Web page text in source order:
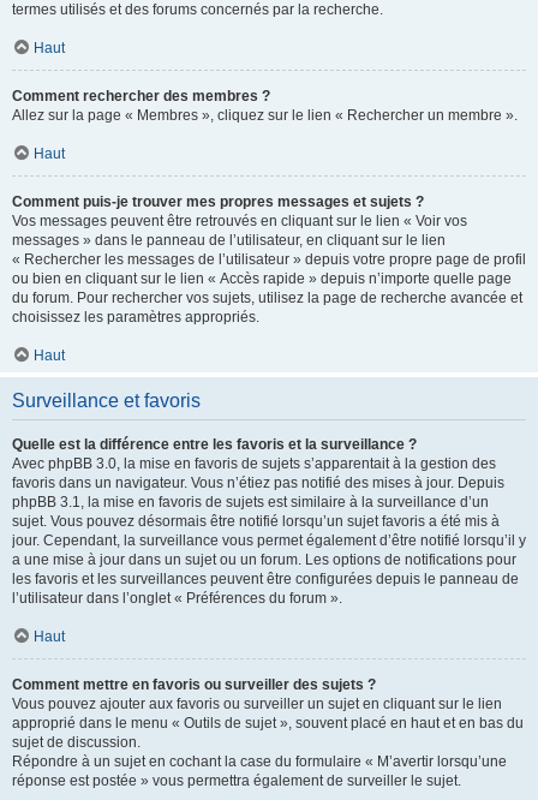
termes utilisés et des forums concernés par la recherche.
Haut
Comment rechercher des membres ?
Allez sur la page « Membres », cliquez sur le lien « Rechercher un membre ».
Haut
Comment puis-je trouver mes propres messages et sujets ?
Vos messages peuvent être retrouvés en cliquant sur le lien « Voir vos
messages » dans le panneau de l’utilisateur, en cliquant sur le lien
« Rechercher les messages de l’utilisateur » depuis votre propre page de profil
ou bien en cliquant sur le lien « Accès rapide » depuis n’importe quelle page
du forum. Pour rechercher vos sujets, utilisez la page de recherche avancée et
choisissez les paramètres appropriés.
Haut
Surveillance et favoris
Quelle est la différence entre les favoris et la surveillance ?
Avec phpBB 3.0, la mise en favoris de sujets s’apparentait à la gestion des
favoris dans un navigateur. Vous n’étiez pas notifié des mises à jour. Depuis
phpBB 3.1, la mise en favoris de sujets est similaire à la surveillance d’un
sujet. Vous pouvez désormais être notifié lorsqu’un sujet favoris a été mis à
jour. Cependant, la surveillance vous permet également d’être notifié lorsqu’il y
a une mise à jour dans un sujet ou un forum. Les options de notifications pour
les favoris et les surveillances peuvent être configurées depuis le panneau de
l’utilisateur dans l’onglet « Préférences du forum ».
Haut
Comment mettre en favoris ou surveiller des sujets ?
Vous pouvez ajouter aux favoris ou surveiller un sujet en cliquant sur le lien
approprié dans le menu « Outils de sujet », souvent placé en haut et en bas du
sujet de discussion.
Répondre à un sujet en cochant la case du formulaire « M’avertir lorsqu’une
réponse est postée » vous permettra également de surveiller le sujet.